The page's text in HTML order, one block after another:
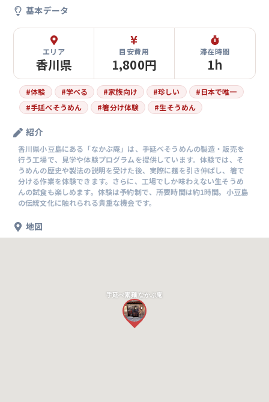
基本データ
エリア
香川県
目安費用
1,800円
滞在時間
1h
#体験 #学べる #家族向け #珍しい #日本で唯一
#手延べそうめん #箸分け体験 #生そうめん
紹介
香川県小豆島にある「なかぶ庵」は、手延べそうめんの製造・販売を
行う工場で、見学や体験プログラムを提供しています。体験では、そ
うめんの歴史や製法の説明を受けた後、実際に麺を引き伸ばし、箸で
分ける作業を体験できます。さらに、工場でしか味わえない生そうめ
んの試食も楽しめます。体験は予約制で、所要時間は約1時間。小豆島
の伝統文化に触れられる貴重な機会です。
地図
手延べ素麺 なかぶ庵